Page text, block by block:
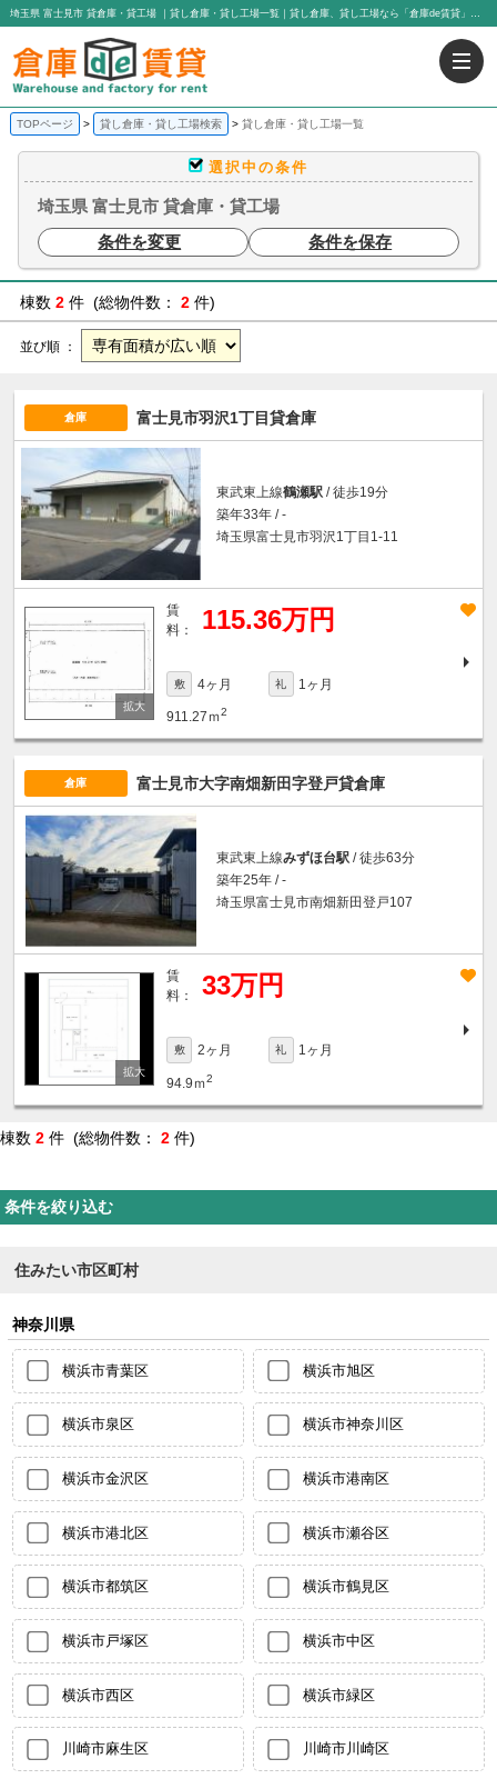
埼玉県 富士見市 貸倉庫・貸工場 ｜貸し倉庫・貸し工場一覧｜貸し倉庫、貸し工場なら「倉庫de賃貸」｜有限会社アイエヌジー・トゥエンティーワン
TOPページ 貸し倉庫・貸し工場検索 貸し倉庫・貸し工場一覧
選択中の条件
埼玉県 富士見市 貸倉庫・貸工場
条件を変更
条件を保存
棟数 2 件 (総物件数： 2 件)
並び順 ：
倉庫 富士見市羽沢1丁目貸倉庫
東武東上線鶴瀬駅 / 徒歩19分
築年33年 / -
埼玉県富士見市羽沢1丁目1-11
賃
料：
115.36万円
敷 4ヶ月 礼 1ヶ月
911.27ｍ2
倉庫 富士見市大字南畑新田字登戸貸倉庫
東武東上線みずほ台駅 / 徒歩63分
築年25年 / -
埼玉県富士見市南畑新田登戸107
賃
料：
33万円
敷 2ヶ月 礼 1ヶ月
94.9ｍ2
棟数 2 件 (総物件数： 2 件)
条件を絞り込む
住みたい市区町村
神奈川県
横浜市青葉区 横浜市旭区
横浜市泉区 横浜市神奈川区
横浜市金沢区 横浜市港南区
横浜市港北区 横浜市瀬谷区
横浜市都筑区 横浜市鶴見区
横浜市戸塚区 横浜市中区
横浜市西区 横浜市緑区
川崎市麻生区 川崎市川崎区